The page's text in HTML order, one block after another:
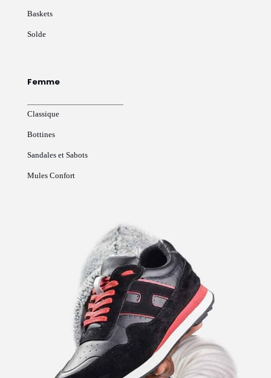
Baskets
Solde
Femme
Classique
Bottines
Sandales et Sabots
Mules Confort